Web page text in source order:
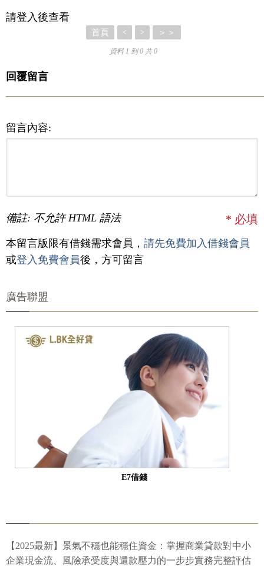
請登入後查看
首頁 < > ＞＞
資料 1 到 0 共 0
回覆留言
留言內容:
備註: 不允許 HTML 語法 * 必填
本留言版限有借錢需求會員， 請先免費加入借錢會員
或登入免費會員後，方可留言
廣告聯盟
E7借錢
【2025最新】景氣不穩也能穩住資金：掌握商業貸款對中小
企業現金流、風險承受度與還款壓力的一步步實務完整評估